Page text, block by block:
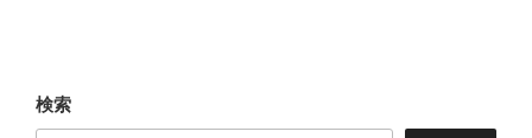
ン
検索